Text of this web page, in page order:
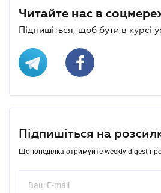
Читайте нас в
Підпишіться, щоб бути в курсі
Підпишіться на
Щопонеділка отримуйте weekly-digest про